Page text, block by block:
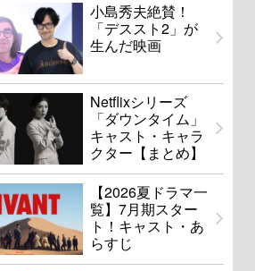
小島秀夫絶賛！
「デススト2」が
生んだ映画
Netflixシリーズ
「ダウンタイム」
キャスト・キャラ
クター【まとめ】
【2026夏ドラマ一
覧】7月期スター
ト！キャスト・あ
らすじ